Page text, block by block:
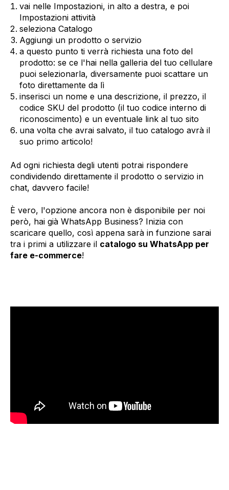
vai nelle Impostazioni, in alto a destra, e poi
Impostazioni attività
seleziona Catalogo
Aggiungi un prodotto o servizio
a questo punto ti verrà richiesta una foto del
prodotto: se ce l'hai nella galleria del tuo cellulare
puoi selezionarla, diversamente puoi scattare un
foto direttamente da lì
inserisci un nome e una descrizione, il prezzo, il
codice SKU del prodotto (il tuo codice interno di
riconoscimento) e un eventuale link al tuo sito
una volta che avrai salvato, il tuo catalogo avrà il
suo primo articolo!
Ad ogni richiesta degli utenti potrai rispondere
condividendo direttamente il prodotto o servizio in
chat, davvero facile!
È vero, l'opzione ancora non è disponibile per noi
però, hai già WhatsApp Business? Inizia con
scaricare quello, così appena sarà in funzione sarai
tra i primi a utilizzare il catalogo su WhatsApp per
fare e-commerce!